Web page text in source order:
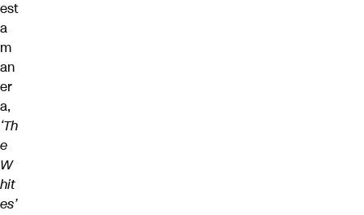
est
a
m
an
er
a,
‘Th
e
W
hit
es’